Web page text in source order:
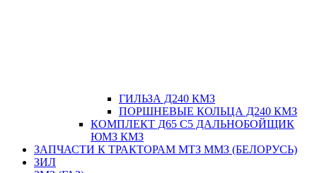
ГИЛЬЗА Д240 КМЗ
ПОРШНЕВЫЕ КОЛЬЦА Д240 КМЗ
КОМПЛЕКТ Д65 С5 ДАЛЬНОБОЙЩИК
ЮМЗ КМЗ
ЗАПЧАСТИ К ТРАКТОРАМ МТЗ ММЗ (БЕЛОРУСЬ)
ЗИЛ